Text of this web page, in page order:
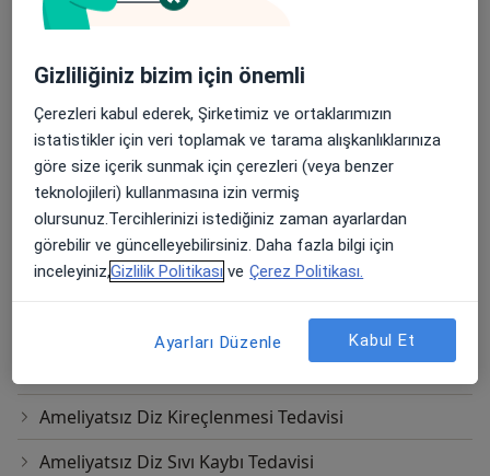
Ameliyatsız Bel Fıtığı Tedavisi
Ameliyatsız Bel Kayması Tedavisi
Ameliyatsız Boyun Ağrısı Tedavisi
Ameliyatsız Boyun Düzleşmesi Tedavisi
Ameliyatsız Boyun Fıtığı Tedavisi
Ameliyatsız Boyun Kanal Darlığı Tedavisi
Ameliyatsız Boyun Kayması Tedavisi
Ameliyatsız Diz Kireçlenmesi Tedavisi
Ameliyatsız Diz Sıvı Kaybı Tedavisi
Gizliliğiniz bizim için önemli
Çerezleri kabul ederek, Şirketimiz ve ortaklarımızın
istatistikler için veri toplamak ve tarama alışkanlıklarınıza
göre size içerik sunmak için çerezleri (veya benzer
teknolojileri) kullanmasına izin vermiş
olursunuz.Tercihlerinizi istediğiniz zaman ayarlardan
görebilir ve güncelleyebilirsiniz. Daha fazla bilgi için
inceleyiniz,Gizlilik Politikası ve Çerez Politikası.
Ayarları Düzenle Kabul Et